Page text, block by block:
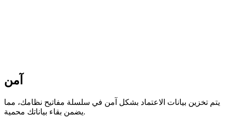
آمن
يتم تخزين بيانات الاعتماد بشكل آمن في سلسلة مفاتيح نظامك، مما
يضمن بقاء بياناتك محمية.